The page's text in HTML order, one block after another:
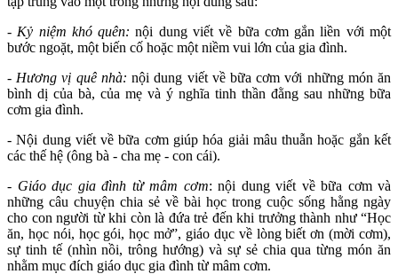
- Kỷ niệm khó quên: nội dung viết về bữa cơm gắn liền với một
bước ngoặt, một biến cố hoặc một niềm vui lớn của gia đình.
- Hương vị quê nhà:nội dung viết về bữa cơm với những món ăn
bình dị của bà, của mẹ và ý nghĩa tinh thần đằng sau những bữa
cơm gia đình.
-Nội dung viết về bữa cơm giúp hóa giải mâu thuẫn hoặc gắn kết
các thế hệ (ông bà - cha mẹ - con cái).
- Giáo dục gia đình từ mâm cơm: nội dung viết về bữa cơm và
những câu chuyện chia sẻ về bài học trong cuộc sống hằng ngày
cho con người từ khi còn là đứa trẻ đến khi trưởng thành như “Học
ăn, học nói, học gói, học mở”, giáo dục về lòng biết ơn (mời cơm),
sự tinh tế (nhìn nồi, trông hướng) và sự sẻ chia qua từng món ăn
nhằm mục đích giáo dục gia đình từ mâm cơm.